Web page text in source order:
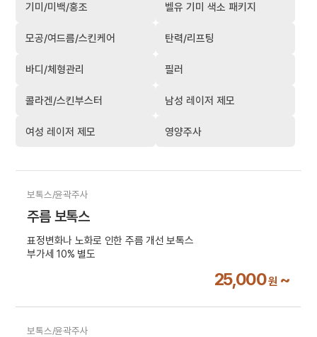
기미/미백/홍조 벨유 기미 색소 패키지
모공/여드름/스킨케어 탄력/리프팅
바디/체형관리 필러
콜라겐/스킨부스터 남성 레이저 제모
여성 레이저 제모 영양주사
보톡스/윤곽주사
주름 보톡스
표정변화나 노화로 인한 주름 개선 보톡스
부가세 10% 별도
25,000원 ~
보톡스/윤곽주사